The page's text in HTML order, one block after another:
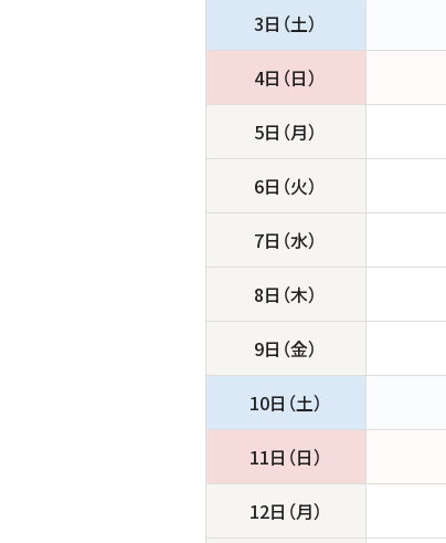
3日（土）
4日（日）
5日（月）
6日（火）
7日（水）
8日（木）
9日（金）
10日（土）
11日（日）
12日（月）